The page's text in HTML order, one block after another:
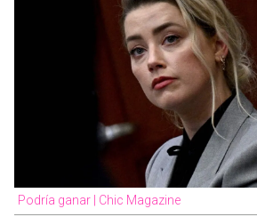
Podría ganar | Chic Magazine